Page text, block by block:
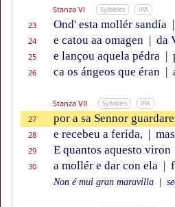
Stanza VI Syllables IPA
23 Ond' esta mollér sandía |
24 e catou aa omagen | da
25 e lançou aquela pédra |
26 ca os ángeos que éran |
Stanza VII Syllables IPA
27 por a sa Sennor
28 e recebeu a ferida, |
29 E quantos aquesto viron
30 a mollér e dar con ela |
Non é mui gran maravilla